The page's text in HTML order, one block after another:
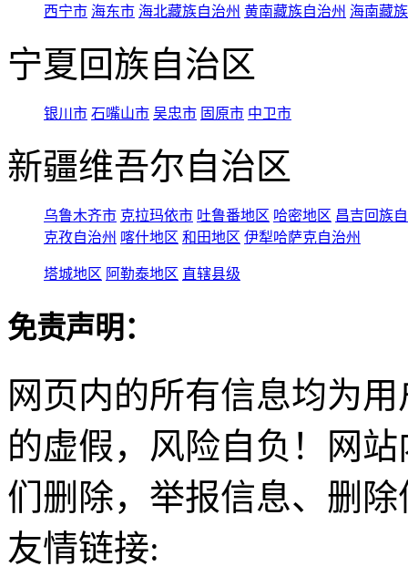
西宁市 海东市 海北藏族自治州 黄南藏族自治州 海南藏
宁夏回族自治区
银川市 石嘴山市 吴忠市 固原市 中卫市
新疆维吾尔自治区
乌鲁木齐市 克拉玛依市 吐鲁番地区 哈密地区 昌吉回族
克孜自治州 喀什地区 和田地区 伊犁哈萨克自治州
塔城地区 阿勒泰地区 直辖县级
免责声明：
网页内的所有信息均为
的虚假，风险自负！网
们删除，举报信息、删
友情链接: